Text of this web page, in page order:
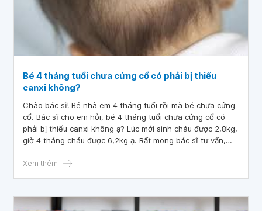
Bé 4 tháng tuổi chưa cứng cổ có phải bị thiếu
canxi không?
Chào bác sĩ! Bé nhà em 4 tháng tuổi rồi mà bé chưa cứng
cổ. Bác sĩ cho em hỏi, bé 4 tháng tuổi chưa cứng cổ có
phải bị thiếu canxi không ạ? Lúc mới sinh cháu được 2,8kg,
giờ 4 tháng cháu được 6,2kg ạ. Rất mong bác sĩ tư vấn,
Xem thêm